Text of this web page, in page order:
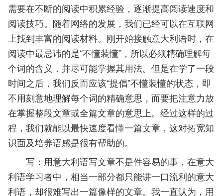
需要在不断的阅读中积累经验，逐渐提高阅读速度和
阅读技巧。随着网络的发展，我们已经可以在互联网
上找到丰富的阅读材料。刚开始接触意大利语时，在
阅读中最忌讳的是“不懂装懂”，所以必须精确理解每
个词的含义，并尽可能掌握其用法。但是在学了一段
时间之后，我们反而应该“提倡”不懂装懂的状态，即
不用刻意地理解每个词的精确意思，而要把注意力放
在掌握整段文章或全篇文章的意思上。经过这样的过
程，我们就能以最快速度看懂一篇文章，这对拓宽知
识面及培养语感是很有帮助的。
写：用意大利语写文章不是件容易的事，在意大
利语学习者中，相当一部分都只能讲一口流利的意大
利语，却很难写出一篇像样的文章。我一直认为，用